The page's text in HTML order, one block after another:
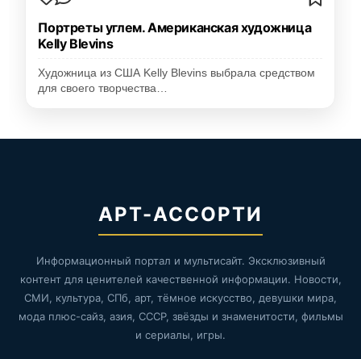
Портреты углем. Американская художница
Kelly Blevins
Художница из США Kelly Blevins выбрала средством
для своего творчества…
АРТ-АССОРТИ
Информационный портал и мультисайт. Эксклюзивный
контент для ценителей качественной информации. Новости,
СМИ, культура, СПб, арт, тёмное искусство, девушки мира,
мода плюс-сайз, азия, СССР, звёзды и знаменитости, фильмы
и сериалы, игры.